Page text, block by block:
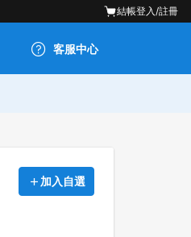
結帳登入/註冊
客服中心
加入自選